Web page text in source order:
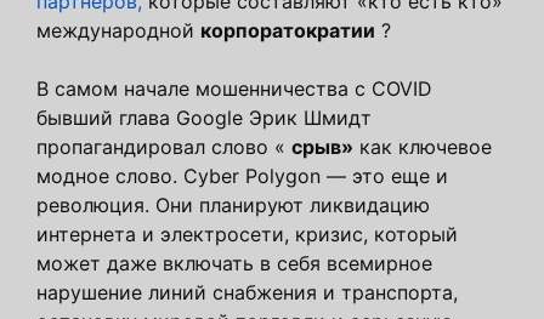
международной корпоратократии ?
В самом начале мошенничества с COVID
бывший глава Google Эрик Шмидт
пропагандировал слово « срыв» как ключевое
модное слово. Cyber ​​Polygon — это еще и
революция. Они планируют ликвидацию
интернета и электросети, кризис, который
может даже включать в себя всемирное
нарушение линий снабжения и транспорта,